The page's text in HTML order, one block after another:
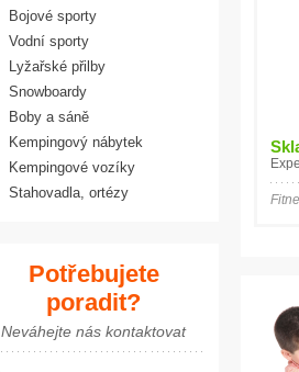
Bojové sporty
Vodní sporty
Lyžařské přilby
Snowboardy
Boby a sáně
Kempingový nábytek
Kempingové vozíky
Stahovadla, ortézy
Potřebujete
poradit?
Neváhejte nás kontaktovat
VEMTE DÍTĚ NA
KOLO